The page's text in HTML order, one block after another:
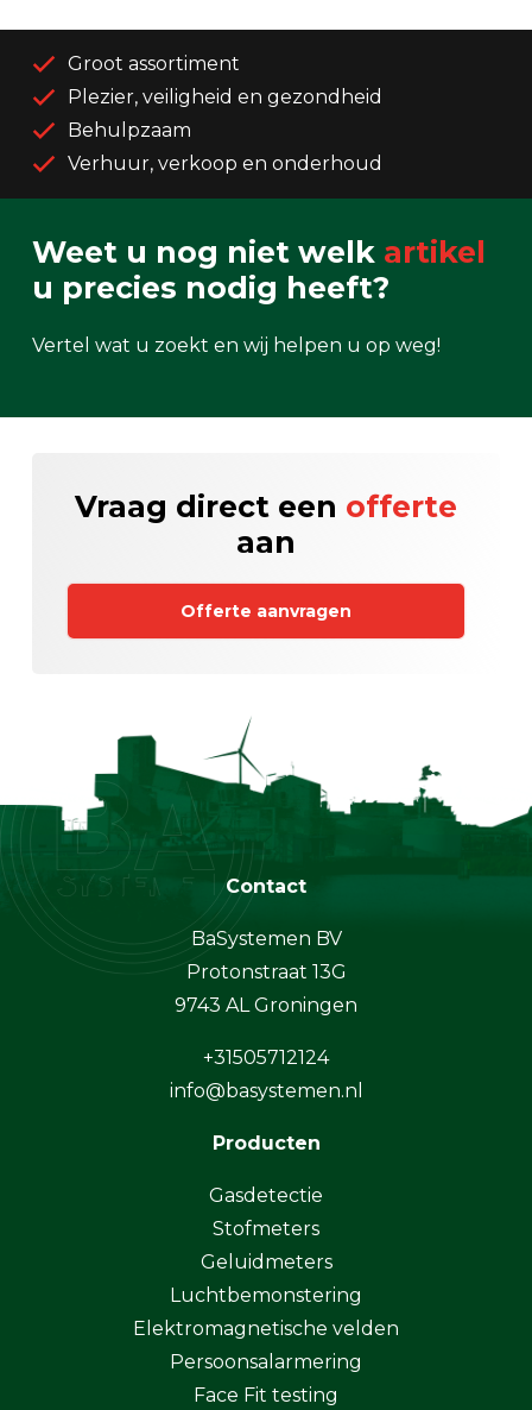
Groot assortiment
Plezier, veiligheid en gezondheid
Behulpzaam
Verhuur, verkoop en onderhoud
Weet u nog niet welk artikel
u precies nodig heeft?
Vertel wat u zoekt en wij helpen u op weg!
Vraag direct een offerte
aan
Offerte aanvragen
Contact
BaSystemen BV
Protonstraat 13G
9743 AL Groningen
+31505712124
info@basystemen.nl
Producten
Gasdetectie
Stofmeters
Geluidmeters
Luchtbemonstering
Elektromagnetische velden
Persoonsalarmering
Face Fit testing